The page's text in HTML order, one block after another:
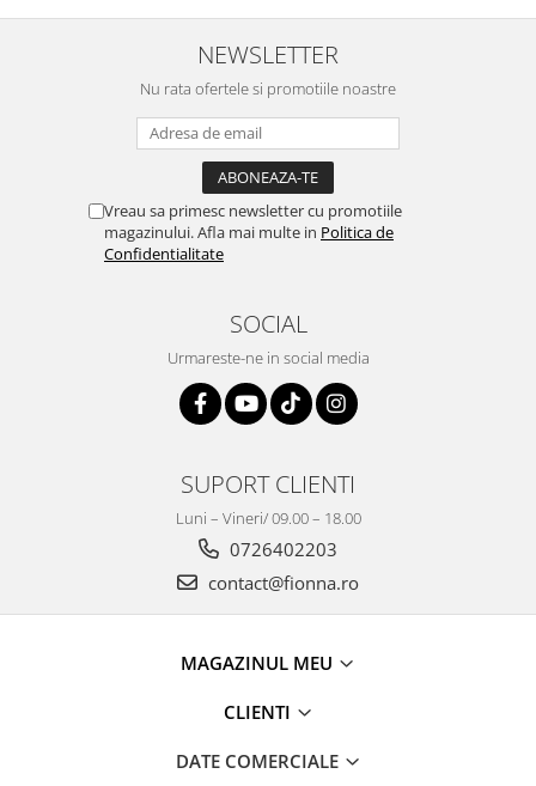
NEWSLETTER
Nu rata ofertele si promotiile noastre
Vreau sa primesc newsletter cu promotiile
magazinului. Afla mai multe in Politica de
Confidentialitate
SOCIAL
Urmareste-ne in social media
SUPORT CLIENTI
Luni – Vineri/ 09.00 – 18.00
0726402203
contact@fionna.ro
MAGAZINUL MEU
CLIENTI
DATE COMERCIALE